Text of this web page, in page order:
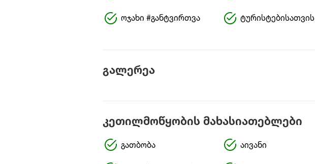
ოჯახი #განტვირთვა ტურისტებისათვის
გალერეა
კეთილმოწყობის მახასიათებლები
გათბობა აივანი